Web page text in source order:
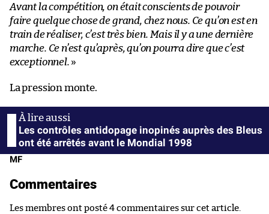
Avant la compétition, on était conscients de pouvoir
faire quelque chose de grand, chez nous. Ce qu’on est en
train de réaliser, c’est très bien. Mais il y a une dernière
marche. Ce n’est qu’après, qu’on pourra dire que c’est
exceptionnel. »
La pression monte.
Les contrôles antidopage inopinés auprès des Bleus
ont été arrêtés avant le Mondial 1998
MF
Commentaires
Les membres ont posté 4 commentaires sur cet article.